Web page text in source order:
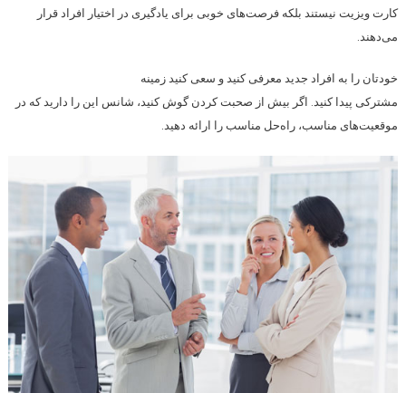
کارت ویزیت نیستند بلکه فرصت‌های خوبی برای یادگیری در اختیار افراد قرار
می‌دهند.
خودتان را به افراد جدید معرفی کنید و سعی کنید زمینه
مشترکی پیدا کنید. اگر بیش از صحبت کردن گوش کنید، شانس این را دارید که در
موقعیت‌های مناسب، راه‌حل مناسب را ارائه دهید.